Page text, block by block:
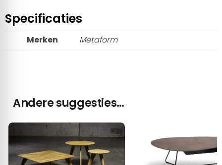
Specificaties
Merken Metaform
Andere suggesties…